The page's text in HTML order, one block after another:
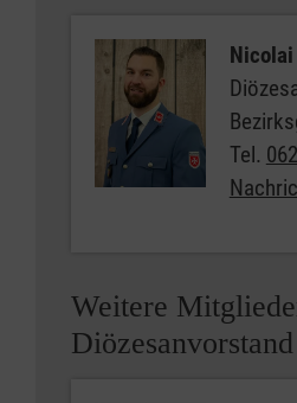
Tel.
Weitere
Diözesanvorstand